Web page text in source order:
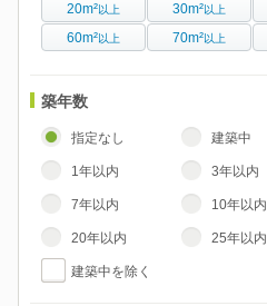
20m²以上 30m²以上
60m²以上 70m²以上
築年数
指定なし 建築中
1年以内 3年以内
7年以内 10年以内
20年以内 25年以内
建築中を除く